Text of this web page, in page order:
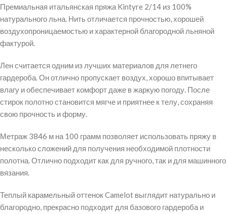
Премиальная итальянская пряжа Kintyre 2/14 из 100%
натурального льна. Нить отличается прочностью, хорошей
воздухопроницаемостью и характерной благородной льняной
фактурой.
Лен считается одним из лучших материалов для летнего
гардероба. Он отлично пропускает воздух, хорошо впитывает
влагу и обеспечивает комфорт даже в жаркую погоду. После
стирок полотно становится мягче и приятнее к телу, сохраняя
свою прочность и форму.
Метраж 3846 м на 100 грамм позволяет использовать пряжу в
несколько сложений для получения необходимой плотности
полотна. Отлично подходит как для ручного, так и для машинного
вязания.
Теплый карамельный оттенок Camelot выглядит натурально и
благородно, прекрасно подходит для базового гардероба и